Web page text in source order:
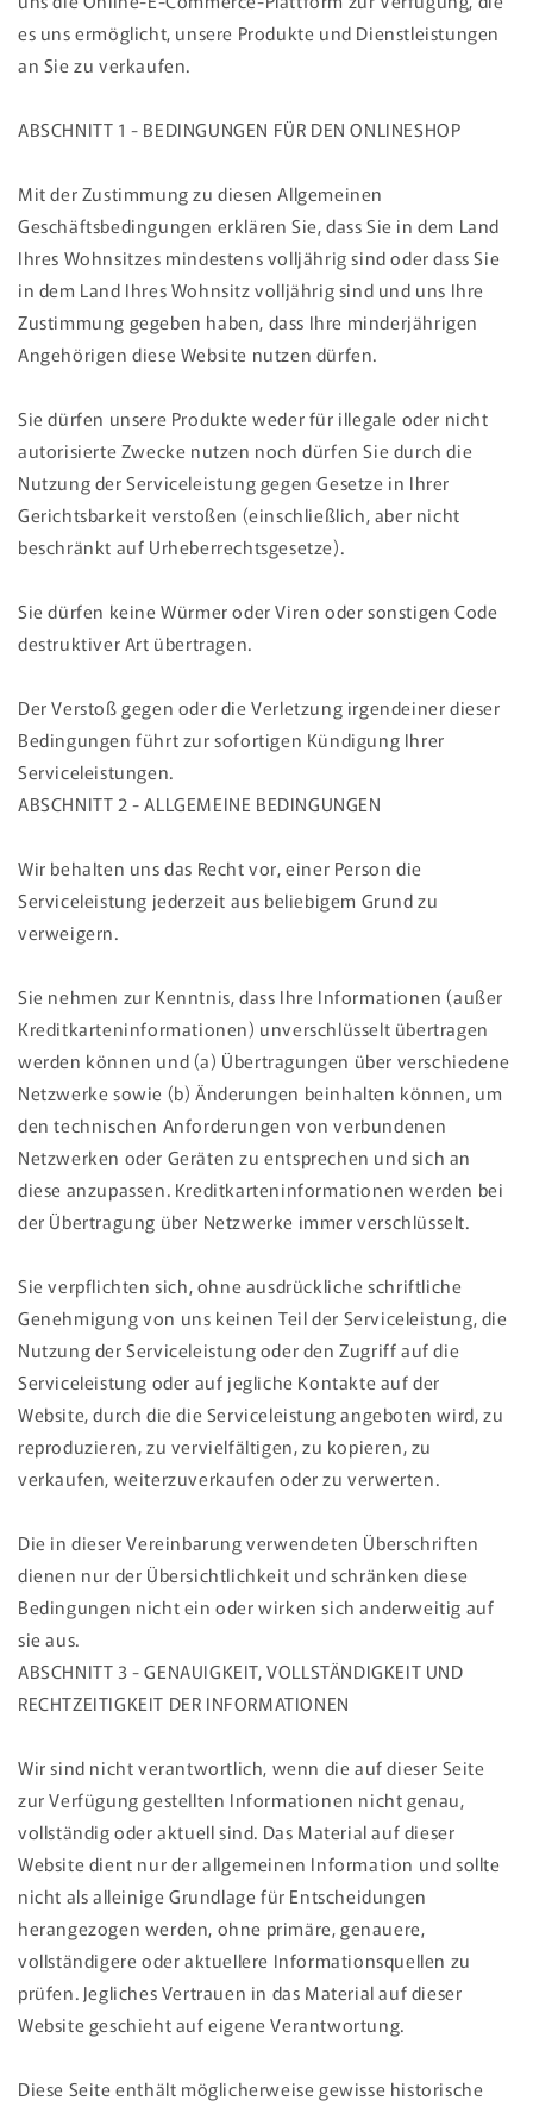
es uns ermöglicht, unsere Produkte und Dienstleistungen
an Sie zu verkaufen.
ABSCHNITT 1 - BEDINGUNGEN FÜR DEN ONLINESHOP
Mit der Zustimmung zu diesen Allgemeinen
Geschäftsbedingungen erklären Sie, dass Sie in dem Land
Ihres Wohnsitzes mindestens volljährig sind oder dass Sie
in dem Land Ihres Wohnsitz volljährig sind und uns Ihre
Zustimmung gegeben haben, dass Ihre minderjährigen
Angehörigen diese Website nutzen dürfen.
Sie dürfen unsere Produkte weder für illegale oder nicht
autorisierte Zwecke nutzen noch dürfen Sie durch die
Nutzung der Serviceleistung gegen Gesetze in Ihrer
Gerichtsbarkeit verstoßen (einschließlich, aber nicht
beschränkt auf Urheberrechtsgesetze).
Sie dürfen keine Würmer oder Viren oder sonstigen Code
destruktiver Art übertragen.
Der Verstoß gegen oder die Verletzung irgendeiner dieser
Bedingungen führt zur sofortigen Kündigung Ihrer
Serviceleistungen.
ABSCHNITT 2 - ALLGEMEINE BEDINGUNGEN
Wir behalten uns das Recht vor, einer Person die
Serviceleistung jederzeit aus beliebigem Grund zu
verweigern.
Sie nehmen zur Kenntnis, dass Ihre Informationen (außer
Kreditkarteninformationen) unverschlüsselt übertragen
werden können und (a) Übertragungen über verschiedene
Netzwerke sowie (b) Änderungen beinhalten können, um
den technischen Anforderungen von verbundenen
Netzwerken oder Geräten zu entsprechen und sich an
diese anzupassen. Kreditkarteninformationen werden bei
der Übertragung über Netzwerke immer verschlüsselt.
Sie verpflichten sich, ohne ausdrückliche schriftliche
Genehmigung von uns keinen Teil der Serviceleistung, die
Nutzung der Serviceleistung oder den Zugriff auf die
Serviceleistung oder auf jegliche Kontakte auf der
Website, durch die die Serviceleistung angeboten wird, zu
reproduzieren, zu vervielfältigen, zu kopieren, zu
verkaufen, weiterzuverkaufen oder zu verwerten.
Die in dieser Vereinbarung verwendeten Überschriften
dienen nur der Übersichtlichkeit und schränken diese
Bedingungen nicht ein oder wirken sich anderweitig auf
sie aus.
ABSCHNITT 3 - GENAUIGKEIT, VOLLSTÄNDIGKEIT UND
RECHTZEITIGKEIT DER INFORMATIONEN
Wir sind nicht verantwortlich, wenn die auf dieser Seite
zur Verfügung gestellten Informationen nicht genau,
vollständig oder aktuell sind. Das Material auf dieser
Website dient nur der allgemeinen Information und sollte
nicht als alleinige Grundlage für Entscheidungen
herangezogen werden, ohne primäre, genauere,
vollständigere oder aktuellere Informationsquellen zu
prüfen. Jegliches Vertrauen in das Material auf dieser
Website geschieht auf eigene Verantwortung.
Diese Seite enthält möglicherweise gewisse historische